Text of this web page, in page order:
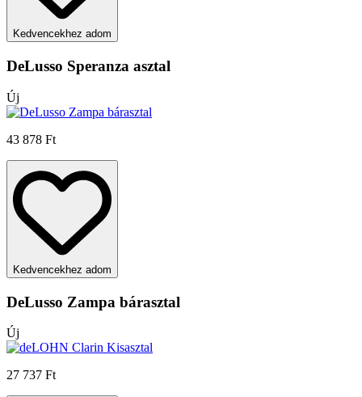
Kedvencekhez adom
DeLusso Speranza asztal
Új
43 878 Ft
Kedvencekhez adom
DeLusso Zampa bárasztal
Új
27 737 Ft